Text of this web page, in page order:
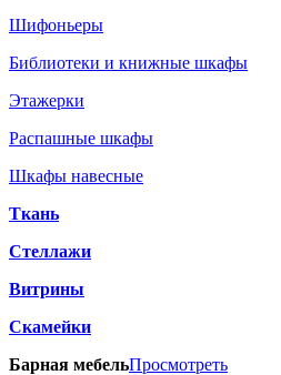
Шифоньеры
Библиотеки и книжные шкафы
Этажерки
Распашные шкафы
Шкафы навесные
Ткань
Стеллажи
Витрины
Скамейки
Барная мебельПросмотреть